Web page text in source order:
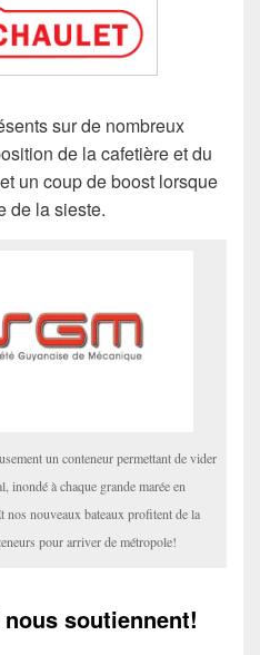
sur de nombreux
de la cafetière et du
un coup de boost lorsque
de la sieste.
un conteneur permettant de vider
inondé à chaque grande marée en
nos nouveaux bateaux profitent de la
pour arriver de métropole!
soutiennent!